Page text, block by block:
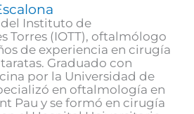
Instituto de
Torres (IOTT), oftalmólogo
de experiencia en cirugía
Graduado con
por la Universidad de
en oftalmología en
Pau y se formó en cirugía